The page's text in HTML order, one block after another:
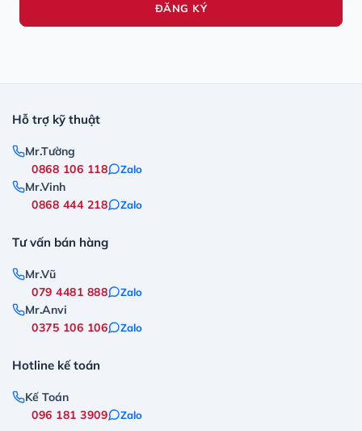
ĐĂNG KÝ
Hỗ trợ kỹ thuật
Mr.Tường
0868 106 118
Zalo
Mr.Vinh
0868 444 218
Zalo
Tư vấn bán hàng
Mr.Vũ
079 4481 888
Zalo
Mr.Anvi
0375 106 106
Zalo
Hotline kế toán
Kế Toán
096 181 3909
Zalo